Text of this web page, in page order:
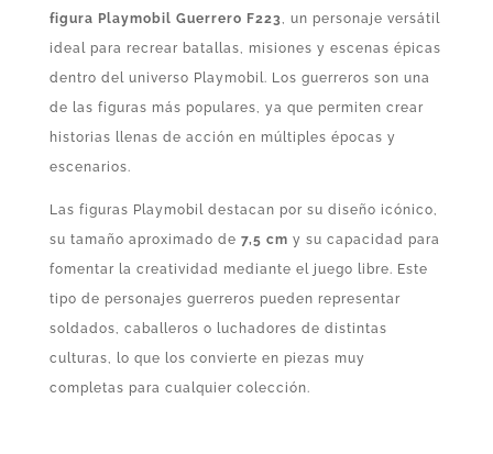
figura Playmobil Guerrero F223, un personaje versátil
ideal para recrear batallas, misiones y escenas épicas
dentro del universo Playmobil. Los guerreros son una
de las figuras más populares, ya que permiten crear
historias llenas de acción en múltiples épocas y
escenarios.
Las figuras Playmobil destacan por su diseño icónico,
su tamaño aproximado de 7,5 cm y su capacidad para
fomentar la creatividad mediante el juego libre. Este
tipo de personajes guerreros pueden representar
soldados, caballeros o luchadores de distintas
culturas, lo que los convierte en piezas muy
completas para cualquier colección.